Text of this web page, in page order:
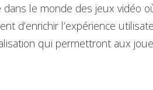
le monde des jeux vidéo
d’enrichir l’expérience
qui permettront aux